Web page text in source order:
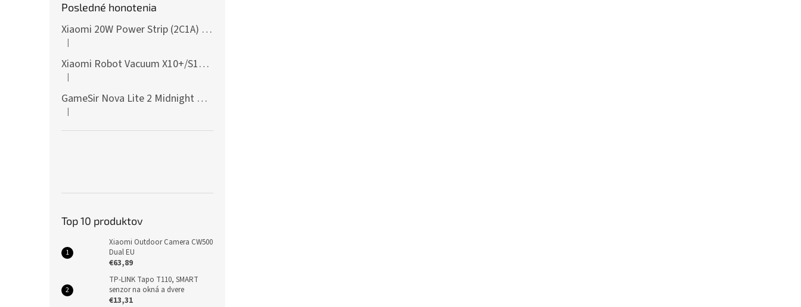
Posledné honotenia
Xiaomi 20W Power Strip (2C1A) EU
Hodnotenie produktu je 5 z 5 hviezdičiek.
|
Xiaomi Robot Vacuum X10+/S10+/X10/X20+ Side Brush
Hodnotenie produktu je 5 z 5 hviezdičiek.
|
GameSir Nova Lite 2 Midnight Gray
Hodnotenie produktu je 5 z 5 hviezdičiek.
|
Top 10 produktov
Xiaomi Outdoor Camera CW500
Dual EU
€63,89
TP-LINK Tapo T110, SMART
senzor na okná a dvere
€13,31